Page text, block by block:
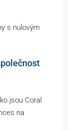
s nulovým
jsou Coral
na